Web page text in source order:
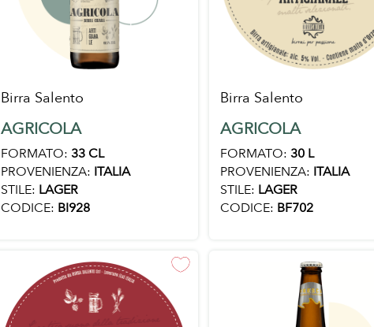
Birra Salento
AGRICOLA
FORMATO: 33 CL
PROVENIENZA: ITALIA
STILE: LAGER
CODICE: BI928
Birra Salento
AGRICOLA
FORMATO: 30 L
PROVENIENZA: ITALIA
STILE: LAGER
CODICE: BF702